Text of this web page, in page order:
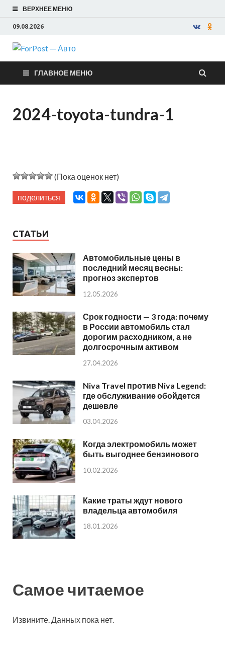
ВЕРХНЕЕ МЕНЮ
09.08.2026
ForPost —
Авто
ГЛАВНОЕ МЕНЮ
2024-toyota-tundra-1
(Пока оценок нет)
поделиться
СТАТЬИ
Автомобильные цены в
последний месяц весны:
прогноз экспертов
12.05.2026
Срок годности — 3 года: почему
в России автомобиль стал
дорогим расходником, а не
долгосрочным активом
27.04.2026
Niva Travel против Niva Legend:
где обслуживание обойдется
дешевле
03.04.2026
Когда электромобиль может
быть выгоднее бензинового
10.02.2026
Какие траты ждут нового
владельца автомобиля
18.01.2026
Самое читаемое
Извините. Данных пока нет.